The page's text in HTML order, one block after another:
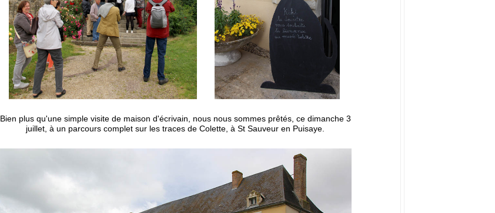
Bien plus qu'une simple visite de maison d'écrivain, nous nous sommes prêtés, ce dimanche 3
juillet, à un parcours complet sur les traces de Colette, à St Sauveur en Puisaye.